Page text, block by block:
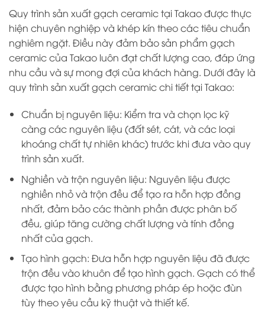
Quy trình sản xuất gạch ceramic tại Takao được thực
hiện chuyên nghiệp và khép kín theo các tiêu chuẩn
nghiêm ngặt. Điều này đảm bảo sản phẩm gạch
ceramic của Takao luôn đạt chất lượng cao, đáp ứng
nhu cầu và sự mong đợi của khách hàng. Dưới đây là
quy trình sản xuất gạch ceramic chi tiết tại Takao:
Chuẩn bị nguyên liệu: Kiểm tra và chọn lọc kỹ
càng các nguyên liệu (đất sét, cát, và các loại
khoáng chất tự nhiên khác) trước khi đưa vào quy
trình sản xuất.
Nghiền và trộn nguyên liệu: Nguyên liệu được
nghiền nhỏ và trộn đều để tạo ra hỗn hợp đồng
nhất, đảm bảo các thành phần được phân bố
đều, giúp tăng cường chất lượng và tính đồng
nhất của gạch.
Tạo hình gạch: Đưa hỗn hợp nguyên liệu đã được
trộn đều vào khuôn để tạo hình gạch. Gạch có thể
được tạo hình bằng phương pháp ép hoặc đùn
tùy theo yêu cầu kỹ thuật và thiết kế.